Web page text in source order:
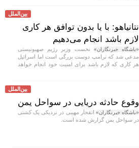
بین‌الملل
نتانیاهو: با یا بدون توافق هر کاری
لازم باشد انجام می‌دهیم
«باشگاه خبرنگاران» نخست وزیر رژیم صهیونیستی
مدعی شد که ترامپ دوست بزرگی است اما اسرائیل
هر کاری که لازم باشد برای امنیت خود انجام خواهد
بین‌الملل
وقوع حادثه دریایی در سواحل یمن
«باشگاه خبرنگاران» انفجار مهیبی در نزدیکی یک کشتی
در سواحل یمن گزارش شده است.